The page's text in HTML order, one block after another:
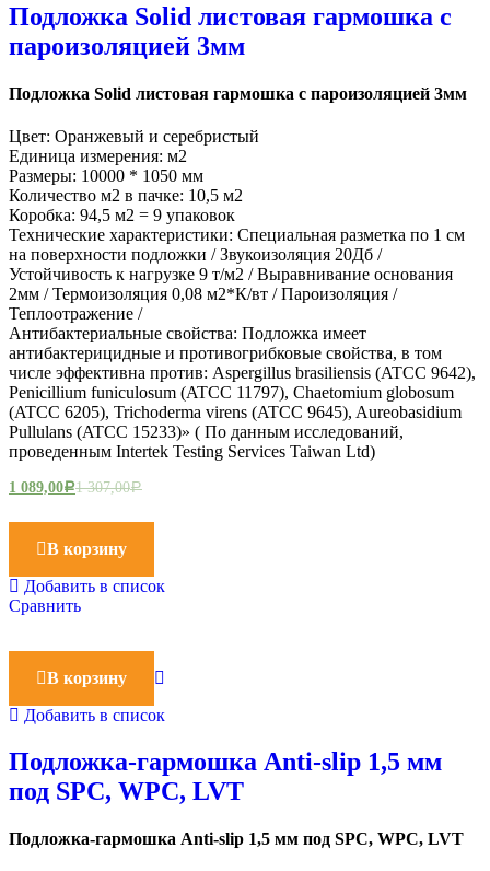
Подложка Solid листовая гармошка с
пароизоляцией 3мм
Подложка Solid листовая гармошка с пароизоляцией 3мм
Цвет: Оранжевый и серебристый
Единица измерения: м2
Размеры: 10000 * 1050 мм
Количество м2 в пачке: 10,5 м2
Коробка: 94,5 м2 = 9 упаковок
Технические характеристики: Специальная разметка по 1 см
на поверхности подложки / Звукоизоляция 20Дб /
Устойчивость к нагрузке 9 т/м2 / Выравнивание основания
2мм / Термоизоляция 0,08 м2*К/вт / Пароизоляция /
Теплоотражение /
Антибактериальные свойства: Подложка имеет
антибактерицидные и противогрибковые свойства, в том
числе эффективна против: Aspergillus brasiliensis (ATCC 9642),
Penicillium funiculosum (ATCC 11797), Chaetomium globosum
(ATCC 6205), Trichoderma virens (ATCC 9645), Aureobasidium
Pullulans (ATCC 15233)» ( По данным исследований,
проведенным Intertek Testing Services Taiwan Ltd)
1 089,00Р1 307,00Р
В корзину
Добавить в список
Сравнить
В корзину
Добавить в список
Подложка-гармошка Anti-slip 1,5 мм
под SPC, WPC, LVT
Подложка-гармошка Anti-slip 1,5 мм под SPC, WPC, LVT